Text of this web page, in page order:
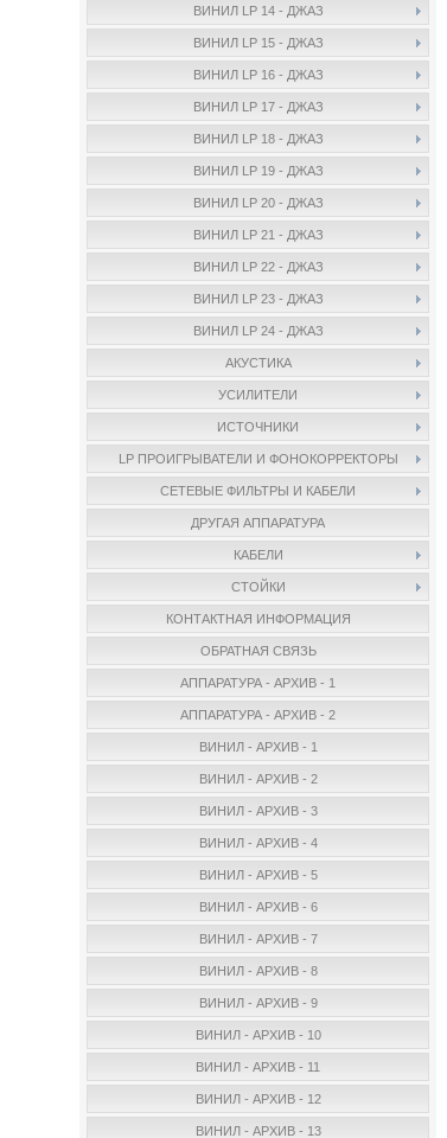
ВИНИЛ LP 14 - ДЖАЗ
ВИНИЛ LP 15 - ДЖАЗ
ВИНИЛ LP 16 - ДЖАЗ
ВИНИЛ LP 17 - ДЖАЗ
ВИНИЛ LP 18 - ДЖАЗ
ВИНИЛ LP 19 - ДЖАЗ
ВИНИЛ LP 20 - ДЖАЗ
ВИНИЛ LP 21 - ДЖАЗ
ВИНИЛ LP 22 - ДЖАЗ
ВИНИЛ LP 23 - ДЖАЗ
ВИНИЛ LP 24 - ДЖАЗ
АКУСТИКА
УСИЛИТЕЛИ
ИСТОЧНИКИ
LP ПРОИГРЫВАТЕЛИ И ФОНОКОРРЕКТОРЫ
СЕТЕВЫЕ ФИЛЬТРЫ И КАБЕЛИ
ДРУГАЯ АППАРАТУРА
КАБЕЛИ
СТОЙКИ
КОНТАКТНАЯ ИНФОРМАЦИЯ
ОБРАТНАЯ СВЯЗЬ
АППАРАТУРА - АРХИВ - 1
АППАРАТУРА - АРХИВ - 2
ВИНИЛ - АРХИВ - 1
ВИНИЛ - АРХИВ - 2
ВИНИЛ - АРХИВ - 3
ВИНИЛ - АРХИВ - 4
ВИНИЛ - АРХИВ - 5
ВИНИЛ - АРХИВ - 6
ВИНИЛ - АРХИВ - 7
ВИНИЛ - АРХИВ - 8
ВИНИЛ - АРХИВ - 9
ВИНИЛ - АРХИВ - 10
ВИНИЛ - АРХИВ - 11
ВИНИЛ - АРХИВ - 12
ВИНИЛ - АРХИВ - 13